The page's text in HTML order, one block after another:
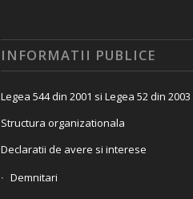
INFORMATII PUBLICE
Legea 544 din 2001 si Legea 52 din 2003
Structura organizationala
Declaratii de avere si interese
Demnitari